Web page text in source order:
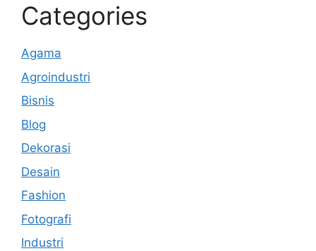
Categories
Agama
Agroindustri
Bisnis
Blog
Dekorasi
Desain
Fashion
Fotografi
Industri